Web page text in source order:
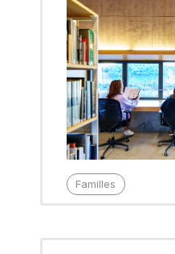
Familles